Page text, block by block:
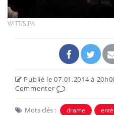
WITT/SIPA
Publié le 07.01.2014 à
Commenter
Mots clés : drame